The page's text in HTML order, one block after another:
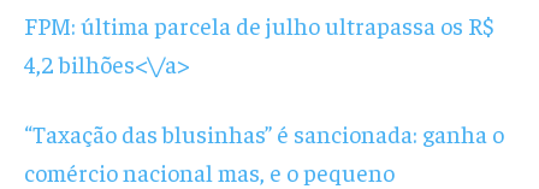
FPM: última parcela de julho ultrapassa os R$
4,2 bilhões<\/a>
“Taxação das blusinhas” é sancionada: ganha o
comércio nacional mas, e o pequeno